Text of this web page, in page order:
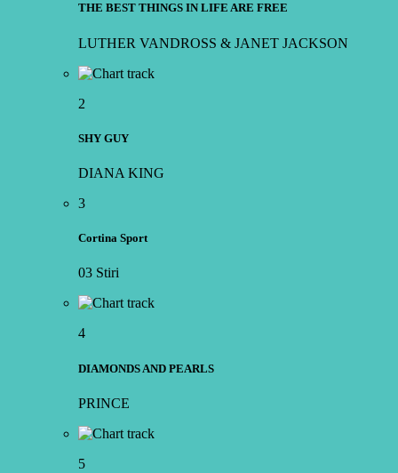
THE BEST THINGS IN LIFE ARE FREE
LUTHER VANDROSS & JANET JACKSON
2
SHY GUY
DIANA KING
3
Cortina Sport
03 Stiri
4
DIAMONDS AND PEARLS
PRINCE
5